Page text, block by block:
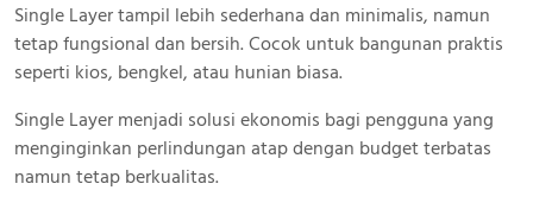
Single Layer tampil lebih sederhana dan minimalis, namun
tetap fungsional dan bersih. Cocok untuk bangunan praktis
seperti kios, bengkel, atau hunian biasa.
Single Layer menjadi solusi ekonomis bagi pengguna yang
menginginkan perlindungan atap dengan budget terbatas
namun tetap berkualitas.